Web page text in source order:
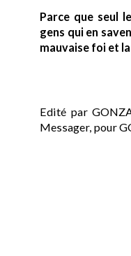
Parce que seul
gens qui en
mauvaise foi et
Edité par
Messager, pour